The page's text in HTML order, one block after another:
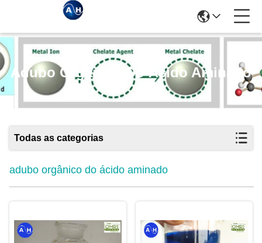
Adubo Orgânico Do Ácido Aminado
Todas as categorias
adubo orgânico do ácido aminado